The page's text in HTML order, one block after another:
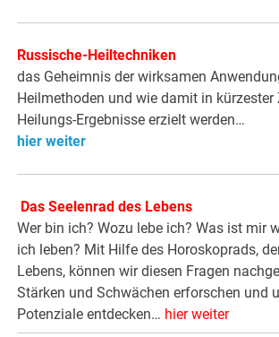
Russische-Heiltechniken
das Geheimnis der wirksamen
Heilmethoden und wie damit in kürzester
Heilungs-Ergebnisse erzielt werden…
hier weiter
Das Seelenrad des Lebens
Wer bin ich? Wozu lebe ich? Was ist mir
ich leben? Mit Hilfe des Horoskoprads,
Lebens, können wir diesen Fragen
Stärken und Schwächen erforschen und
Potenziale entdecken… hier weiter